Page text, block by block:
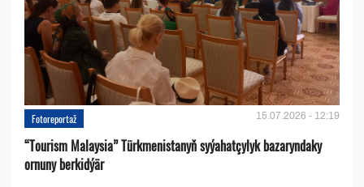
Fotoreportaž 15.07.2026 - 12:19
“Tourism Malaysia” Türkmenistanyň syýahatçylyk bazaryndaky
ornuny berkidýär